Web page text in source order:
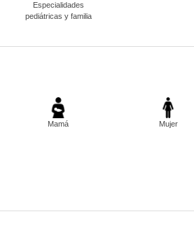
Especialidades
pediátricas y familia
Mamá Mujer